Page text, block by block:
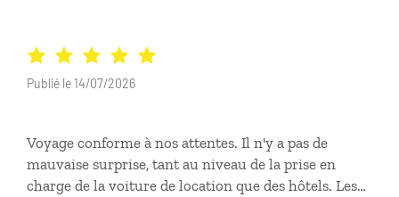
Voyage conforme à nos attentes. Il n'y a pas de
mauvaise surprise, tant au niveau de la prise en
charge de la voiture de location que des hôtels. Les
Publié le 14/07/2026